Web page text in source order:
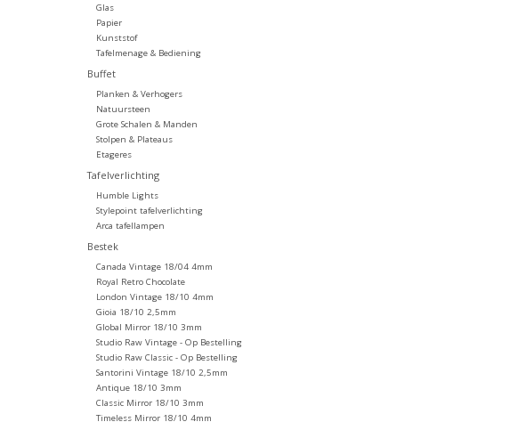
Glas
Papier
Kunststof
Tafelmenage & Bediening
Buffet
Planken & Verhogers
Natuursteen
Grote Schalen & Manden
Stolpen & Plateaus
Etageres
Tafelverlichting
Humble Lights
Stylepoint tafelverlichting
Arca tafellampen
Bestek
Canada Vintage 18/04 4mm
Royal Retro Chocolate
London Vintage 18/10 4mm
Gioia 18/10 2,5mm
Global Mirror 18/10 3mm
Studio Raw Vintage - Op Bestelling
Studio Raw Classic - Op Bestelling
Santorini Vintage 18/10 2,5mm
Antique 18/10 3mm
Classic Mirror 18/10 3mm
Timeless Mirror 18/10 4mm